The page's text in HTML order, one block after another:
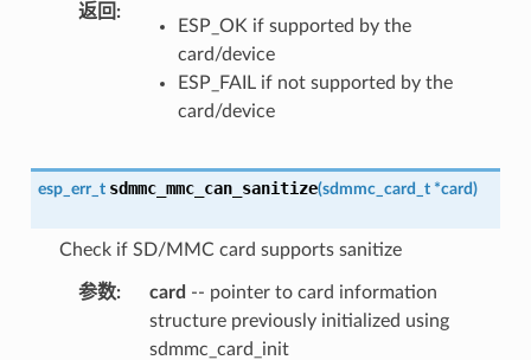
返回 :
ESP_OK if supported by the
card/device
ESP_FAIL if not supported by the
card/device
esp_err_t sdmmc_mmc_can_sanitize(sdmmc_card_t *card)
Check if SD/MMC card supports sanitize
参数: card -- pointer to card information
structure previously initialized using
sdmmc_card_init